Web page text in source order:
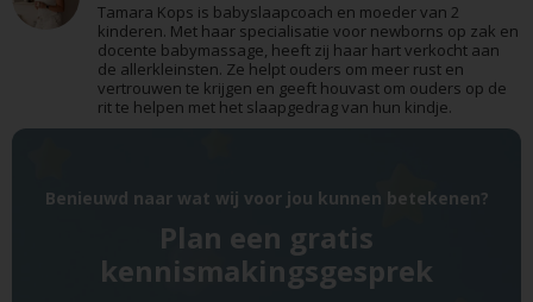
Tamara Kops is babyslaapcoach en moeder van 2
kinderen. Met haar specialisatie voor newborns op zak en
docente babymassage, heeft zij haar hart verkocht aan
de allerkleinsten. Ze helpt ouders om meer rust en
vertrouwen te krijgen en geeft houvast om ouders op de
rit te helpen met het slaapgedrag van hun kindje.
Benieuwd naar wat wij voor jou kunnen betekenen?
Plan een gratis
kennismakingsgesprek